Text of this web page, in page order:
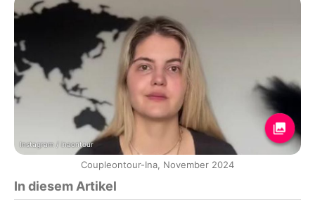
Instagram / inaontour
Coupleontour-Ina, November 2024
In diesem Artikel